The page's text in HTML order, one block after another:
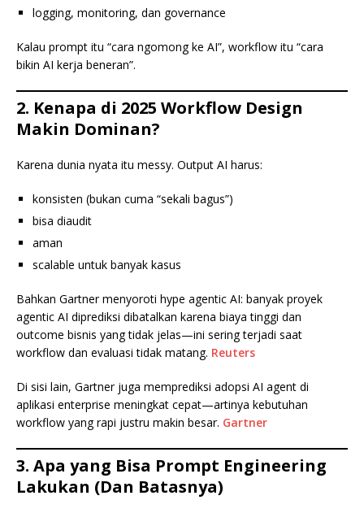
logging, monitoring, dan governance
Kalau prompt itu “cara ngomong ke AI”, workflow itu “cara
bikin AI kerja beneran”.
2. Kenapa di 2025 Workflow Design
Makin Dominan?
Karena dunia nyata itu messy. Output AI harus:
konsisten (bukan cuma “sekali bagus”)
bisa diaudit
aman
scalable untuk banyak kasus
Bahkan Gartner menyoroti hype agentic AI: banyak proyek
agentic AI diprediksi dibatalkan karena biaya tinggi dan
outcome bisnis yang tidak jelas—ini sering terjadi saat
workflow dan evaluasi tidak matang. Reuters
Di sisi lain, Gartner juga memprediksi adopsi AI agent di
aplikasi enterprise meningkat cepat—artinya kebutuhan
workflow yang rapi justru makin besar. Gartner
3. Apa yang Bisa Prompt Engineering
Lakukan (Dan Batasnya)